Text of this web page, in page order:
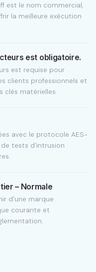
est le nom commercial,
la meilleure exécution
est obligatoire.
est requise pour
clients professionnels et
clés matérielles.
avec le protocole AES-
tests d'intrusion
– Normale
d'une marque
courante et